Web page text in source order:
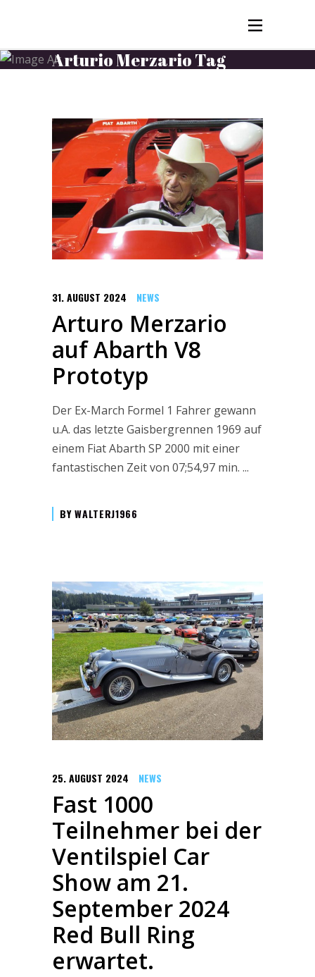
Arturio Merzario Tag
31. AUGUST 2024 NEWS
Arturo Merzario
auf Abarth V8
Prototyp
Der Ex-March Formel 1 Fahrer gewann
u.A. das letzte Gaisbergrennen 1969 auf
einem Fiat Abarth SP 2000 mit einer
fantastischen Zeit von 07;54,97 min.
BYWALTERJ1966
25. AUGUST 2024 NEWS
Fast 1000
Teilnehmer bei der
Ventilspiel Car
Show am 21.
September 2024
Red Bull Ring
erwartet.